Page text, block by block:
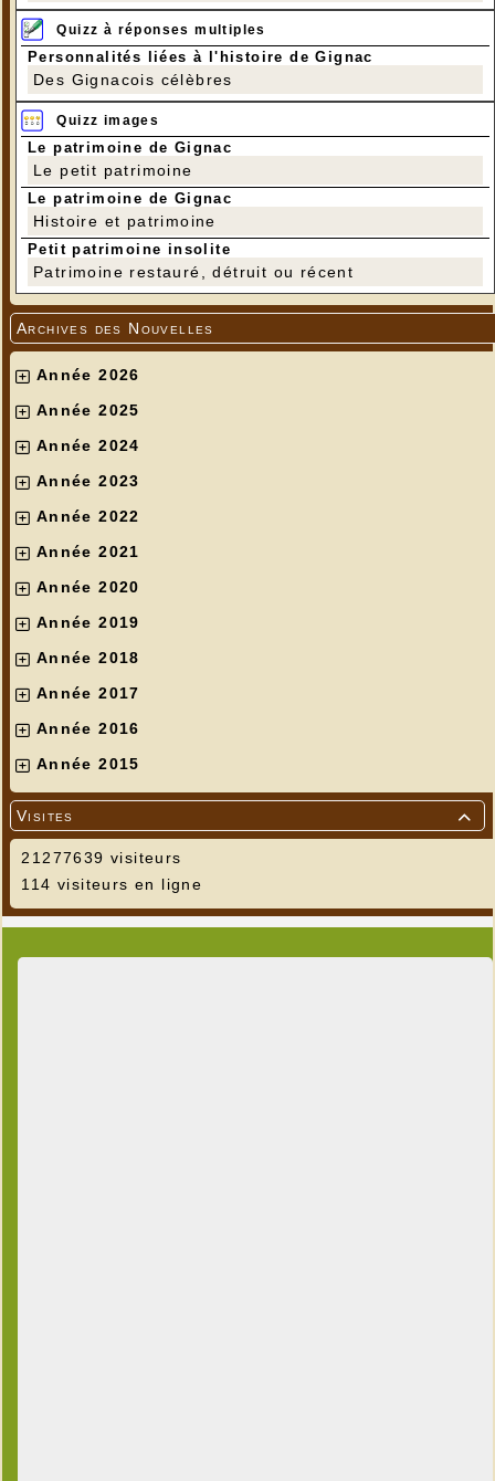
Quizz à réponses multiples
Personnalités liées à l'histoire de Gignac
Des Gignacois célèbres
Quizz images
Le patrimoine de Gignac
Le petit patrimoine
Le patrimoine de Gignac
Histoire et patrimoine
Petit patrimoine insolite
Patrimoine restauré, détruit ou récent
Archives des Nouvelles
Année 2026
Année 2025
Année 2024
Année 2023
Année 2022
Année 2021
Année 2020
Année 2019
Année 2018
Année 2017
Année 2016
Année 2015

Visites
21277639 visiteurs
114 visiteurs en ligne